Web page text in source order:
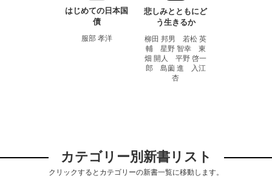
はじめての日本国
債
服部 孝洋
悲しみとともにど
う生きるか
柳田 邦男 若松 英
輔 星野 智幸 東
畑 開人 平野 啓一
郎 島薗 進 入江
杏
カテゴリー別新書リスト
クリックするとカテゴリーの新書一覧に移動します。